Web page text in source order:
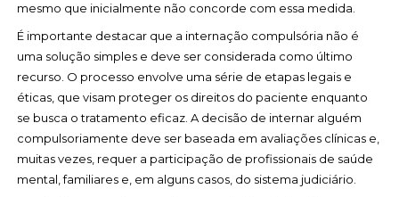
mesmo que inicialmente não concorde com essa medida.
É importante destacar que a internação compulsória não é
uma solução simples e deve ser considerada como último
recurso. O processo envolve uma série de etapas legais e
éticas, que visam proteger os direitos do paciente enquanto
se busca o tratamento eficaz. A decisão de internar alguém
compulsoriamente deve ser baseada em avaliações clínicas e,
muitas vezes, requer a participação de profissionais de saúde
mental, familiares e, em alguns casos, do sistema judiciário.